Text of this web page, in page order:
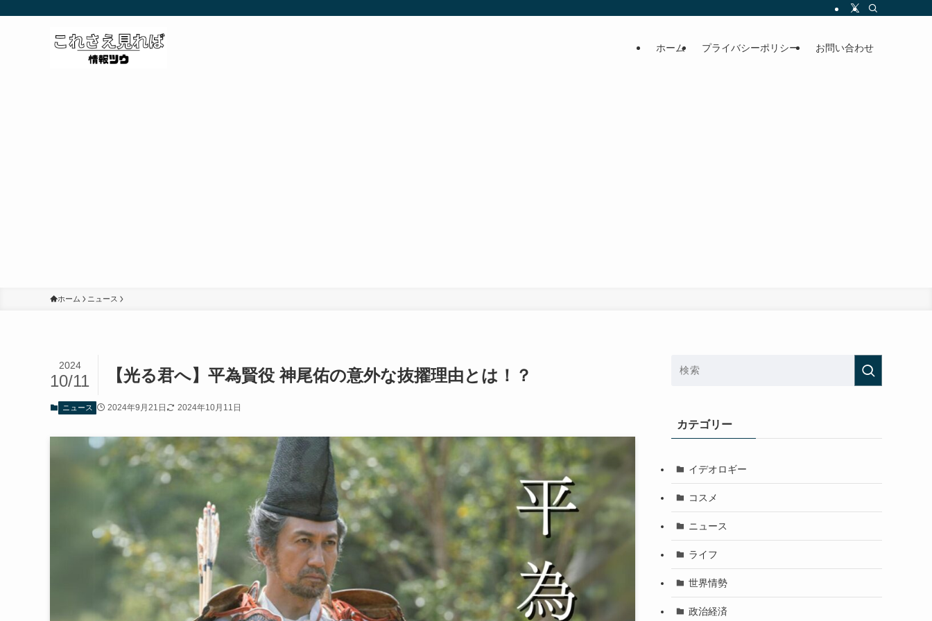
ホーム プライバシーポリシー お問い合わせ
ホーム ニュース
【光る君へ】平為賢役 神尾佑の意外な抜擢理由とは！？
2024
10/11
ニュース 2024年9月21日 2024年10月11日
カテゴリー
イデオロギー
コスメ
ニュース
ライフ
世界情勢
政治経済